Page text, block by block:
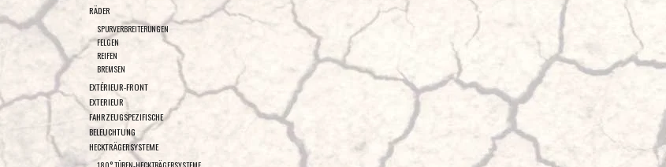
RÄDER
SPURVERBREITERUNGEN
FELGEN
REIFEN
BREMSEN
EXTÉRIEUR-FRONT
EXTERIEUR
FAHRZEUGSPEZIFISCHE
BELEUCHTUNG
HECKTRÄGERSYSTEME